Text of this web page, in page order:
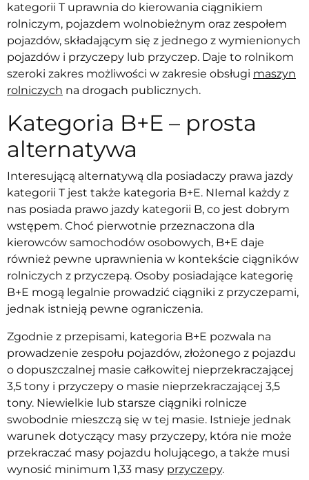
kategorii T uprawnia do kierowania ciągnikiem
rolniczym, pojazdem wolnobieżnym oraz zespołem
pojazdów, składającym się z jednego z wymienionych
pojazdów i przyczepy lub przyczep. Daje to rolnikom
szeroki zakres możliwości w zakresie obsługi maszyn
rolniczych na drogach publicznych.
Kategoria B+E – prosta
alternatywa
Interesującą alternatywą dla posiadaczy prawa jazdy
kategorii T jest także kategoria B+E. NIemal każdy z
nas posiada prawo jazdy kategorii B, co jest dobrym
wstępem. Choć pierwotnie przeznaczona dla
kierowców samochodów osobowych, B+E daje
również pewne uprawnienia w kontekście ciągników
rolniczych z przyczepą. Osoby posiadające kategorię
B+E mogą legalnie prowadzić ciągniki z przyczepami,
jednak istnieją pewne ograniczenia.
Zgodnie z przepisami, kategoria B+E pozwala na
prowadzenie zespołu pojazdów, złożonego z pojazdu
o dopuszczalnej masie całkowitej nieprzekraczającej
3,5 tony i przyczepy o masie nieprzekraczającej 3,5
tony. Niewielkie lub starsze ciągniki rolnicze
swobodnie mieszczą się w tej masie. Istnieje jednak
warunek dotyczący masy przyczepy, która nie może
przekraczać masy pojazdu holującego, a także musi
wynosić minimum 1,33 masy przyczepy.